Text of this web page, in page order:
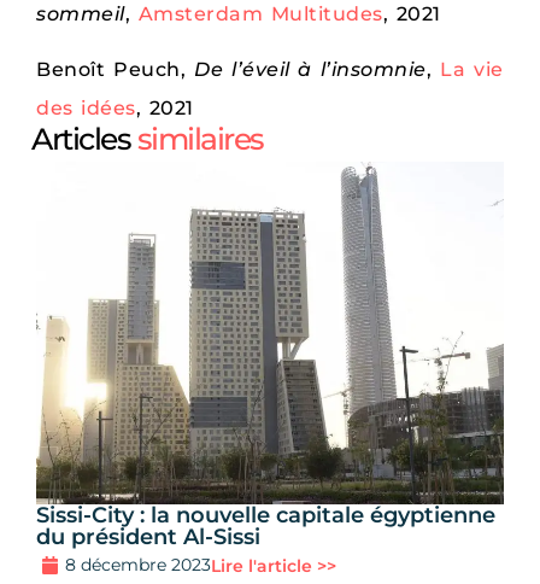
sommeil, Amsterdam Multitudes, 2021
Benoît Peuch, De l’éveil à l’insomnie, La vie
des idées, 2021
Articlessimilaires
Sissi-City : la nouvelle capitale égyptienne
du président Al-Sissi
8 décembre 2023Lire l'article >>